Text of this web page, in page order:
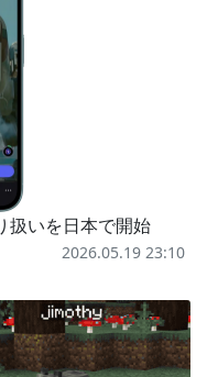
扱いを日本で開始
2026.05.19 23:10